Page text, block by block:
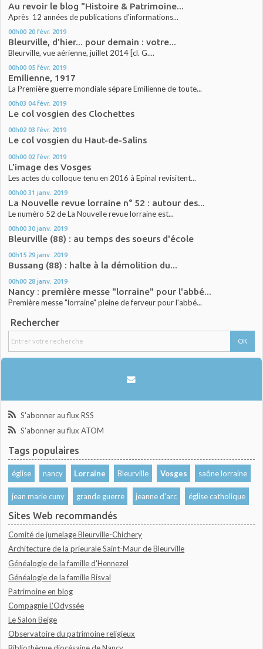
Au revoir le blog "Histoire & Patrimoine...
Après 12 années de publications d'informations...
00h00 20 févr. 2019
Bleurville, d'hier... pour demain : votre...
Bleurville, vue aérienne, juillet 2014 [cl. G....
00h00 05 févr. 2019
Emilienne, 1917
La Première guerre mondiale sépare Emilienne de toute...
00h03 04 févr. 2019
Le col vosgien des Clochettes
00h02 03 févr. 2019
Le col vosgien du Haut-de-Salins
00h00 02 févr. 2019
L'image des Vosges
Les actes du colloque tenu en 2016 à Epinal revisitent...
00h00 31 janv. 2019
La Nouvelle revue lorraine n° 52 : autour des...
Le numéro 52 de La Nouvelle revue lorraine est...
00h00 30 janv. 2019
Bleurville (88) : au temps des soeurs d'école
00h15 29 janv. 2019
Bussang (88) : halte à la démolition du...
00h00 28 janv. 2019
Nancy : première messe "lorraine" pour l'abbé...
Première messe "lorraine" pleine de ferveur pour l'abbé...
Rechercher
S'abonner au flux RSS
S'abonner au flux ATOM
Tags populaires
église nancy Lorraine Bleurville Vosges saône lorraine
jean marie cuny grande guerre jeanne d'arc église catholique
Sites Web recommandés
Comité de jumelage Bleurville-Chichery
Architecture de la prieurale Saint-Maur de Bleurville
Généalogie de la famille d'Hennezel
Généalogie de la famille Bisval
Patrimoine en blog
Compagnie L'Odyssée
Le Salon Beige
Observatoire du patrimoine religieux